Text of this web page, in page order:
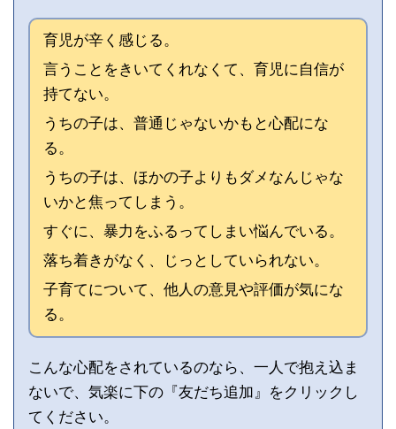
育児が辛く感じる。
言うことをきいてくれなくて、育児に自信が
持てない。
うちの子は、普通じゃないかもと心配にな
る。
うちの子は、ほかの子よりもダメなんじゃな
いかと焦ってしまう。
すぐに、暴力をふるってしまい悩んでいる。
落ち着きがなく、じっとしていられない。
子育てについて、他人の意見や評価が気にな
る。
こんな心配をされているのなら、一人で抱え込ま
ないで、気楽に下の『友だち追加』をクリックし
てください。